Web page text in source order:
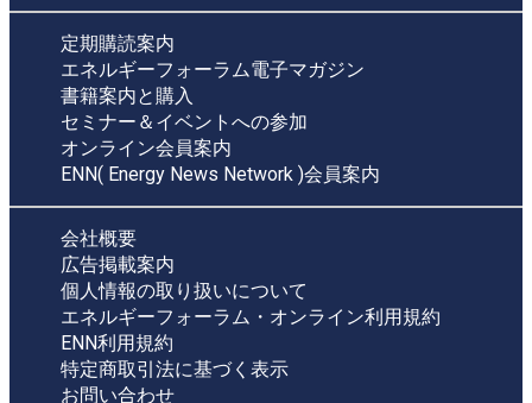
定期購読案内
エネルギーフォーラム電子マガジン
書籍案内と購入
セミナー＆イベントへの参加
オンライン会員案内
ENN( Energy News Network )会員案内
会社概要
広告掲載案内
個人情報の取り扱いについて
エネルギーフォーラム・オンライン利用規約
ENN利用規約
特定商取引法に基づく表示
お問い合わせ